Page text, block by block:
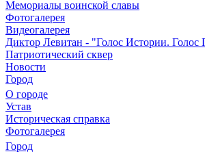
Мемориалы воинской славы
Фотогалерея
Видеогалерея
Диктор Левитан - "Голос Истории. Голос
Патриотический сквер
Новости
Город
О городе
Устав
Историческая справка
Фотогалерея
Город